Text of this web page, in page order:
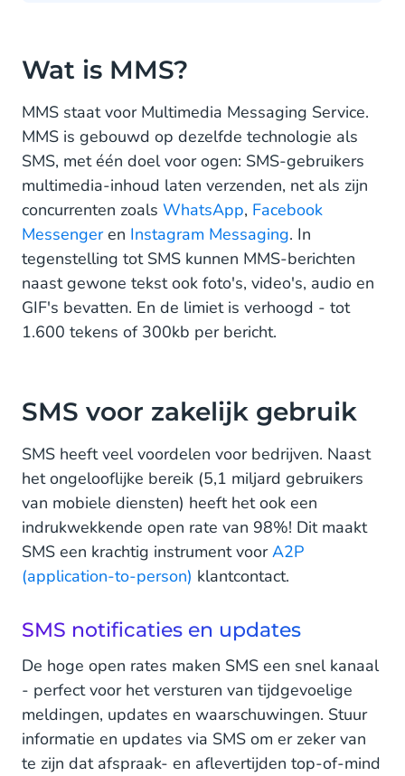
Wat is MMS?
MMS staat voor Multimedia Messaging Service.
MMS is gebouwd op dezelfde technologie als
SMS, met één doel voor ogen: SMS-gebruikers
multimedia-inhoud laten verzenden, net als zijn
concurrenten zoals WhatsApp, Facebook
Messengeren Instagram Messaging. In
tegenstelling tot SMS kunnen MMS-berichten
naast gewone tekst ook foto's, video's, audio en
GIF's bevatten. En de limiet is verhoogd - tot
1.600 tekens of 300kb per bericht.
SMS voor zakelijk gebruik
SMS heeft veel voordelen voor bedrijven. Naast
het ongelooflijke bereik (5,1 miljard gebruikers
van mobiele diensten) heeft het ook een
indrukwekkende open rate van 98%! Dit maakt
SMS een krachtig instrument voorA2P
(application-to-person) klantcontact.
SMS notificaties en updates
De hoge open rates maken SMS een snel kanaal
- perfect voor het versturen van tijdgevoelige
meldingen, updates en waarschuwingen. Stuur
informatie en updates via SMS om er zeker van
te zijn dat afspraak- en aflevertijden top-of-mind